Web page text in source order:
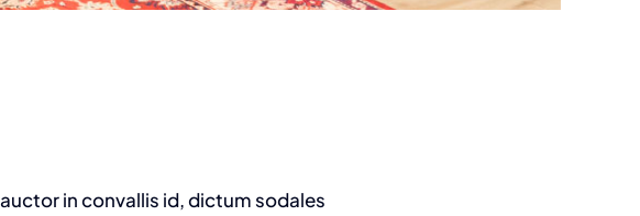
in convallis id, dictum sodales